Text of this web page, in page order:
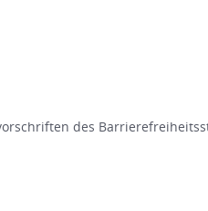
des